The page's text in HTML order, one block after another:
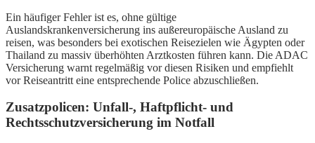
Ein häufiger Fehler ist es, ohne gültige
Auslandskrankenversicherung ins außereuropäische Ausland zu
reisen, was besonders bei exotischen Reisezielen wie Ägypten oder
Thailand zu massiv überhöhten Arztkosten führen kann. Die ADAC
Versicherung warnt regelmäßig vor diesen Risiken und empfiehlt
vor Reiseantritt eine entsprechende Police abzuschließen.
Zusatzpolicen: Unfall-, Haftpflicht- und
Rechtsschutzversicherung im Notfall